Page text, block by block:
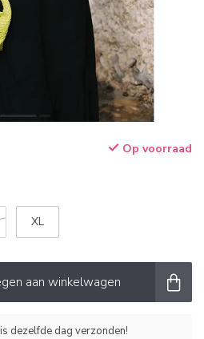
Op voorraad
XL
aan winkelwagen
dezelfde dag verzonden!